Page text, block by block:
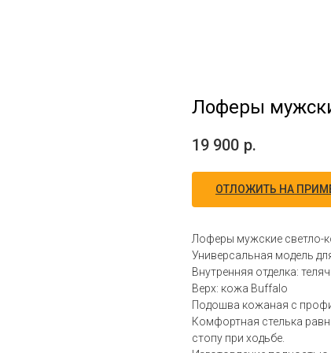
Лоферы
19 900 р.
ОТЛОЖИТЬ НА
Лоферы мужские светло-
Универсальная модель
Внутренняя отделка:
Верх: кожа Buffalo
Подошва кожаная с
Комфортная стелька
стопу при ходьбе.